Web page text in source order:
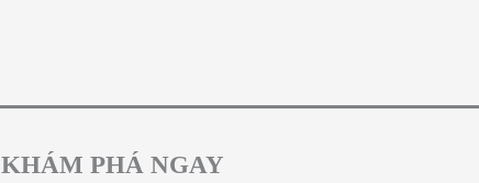
KHÁM PHÁ NGAY